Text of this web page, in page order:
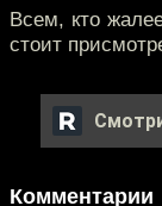
Всем, кто
стоит
Комментарии